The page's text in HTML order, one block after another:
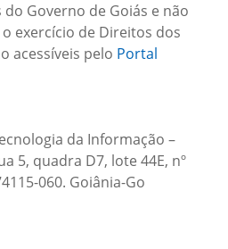
Governo de Goiás e não
exercício de Direitos dos
acessíveis pelo Portal
da Informação –
5, quadra D7, lote 44E, nº
060. Goiânia-Go